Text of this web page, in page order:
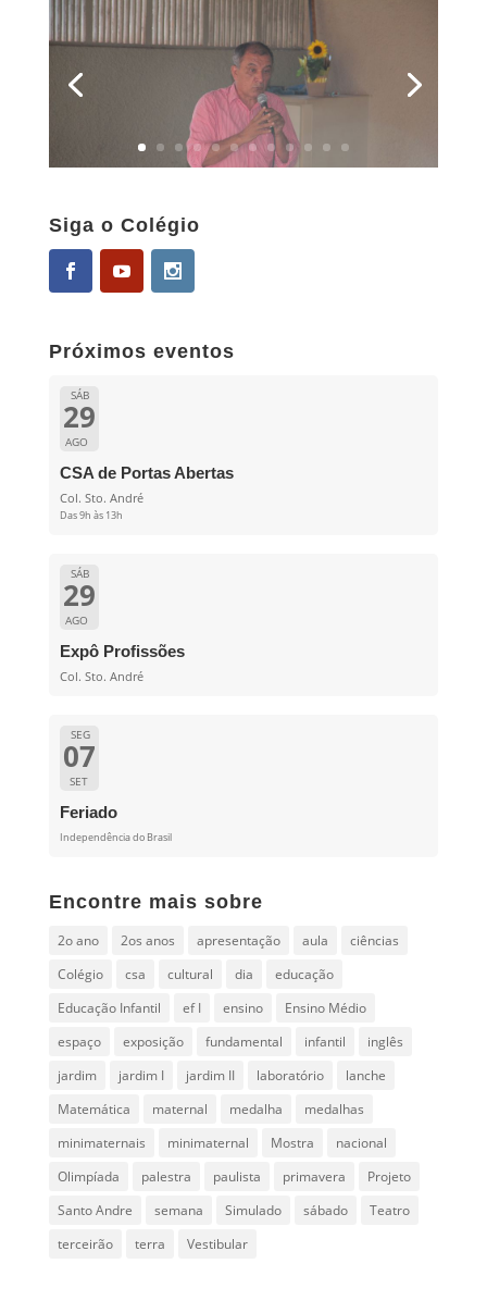
Siga o Colégio
Próximos eventos
SÁB
29
AGO
CSA de Portas Abertas
Col. Sto. André
Das 9h às 13h
SÁB
29
AGO
Expô Profissões
Col. Sto. André
SEG
07
SET
Feriado
Independência do Brasil
Encontre mais sobre
2o ano 2os anos apresentação aula
ciências
Colégio
csa cultural dia
educação
Educação Infantil
ef I ensino
Ensino Médio
espaço
exposição fundamental infantil
inglês
jardim
jardim I jardim II laboratório
lanche
Matemática
maternal medalha
medalhas
minimaternais
minimaternal Mostra
nacional
Olimpíada
palestra paulista primavera
Projeto
Santo Andre
semana Simulado sábado
Teatro
terceirão
terra Vestibular